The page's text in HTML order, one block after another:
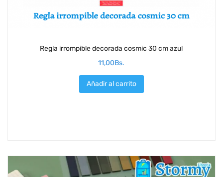
Regla irrompible decorada cosmic 30 cm azul
11,00Bs.
Añadir al carrito